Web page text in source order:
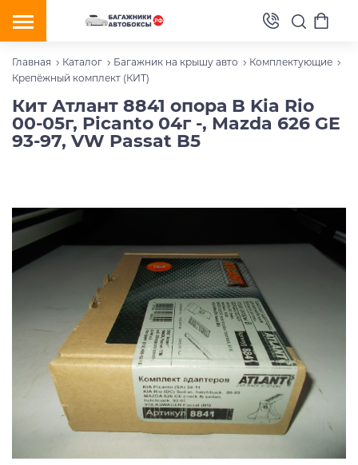
Главная Каталог Багажник на крышу авто
Комплектующие
Крепёжный комплект (КИТ)
Кит Атлант 8841 опора B Kia Rio
00-05г, Picanto 04г -, Mazda 626 GE
93-97, VW Passat B5